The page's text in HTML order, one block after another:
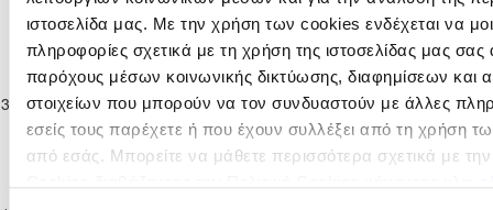
ιστοσελίδα μας. Με την χρήση των cookies ενδέχεται να
πληροφορίες σχετικά με τη χρήση της ιστοσελίδας μας
παρόχους μέσων κοινωνικής δικτύωσης, διαφημίσεων και
στοιχείων που μπορούν να τον συνδυαστούν με άλλες
εσείς τους παρέχετε ή που έχουν συλλέξει από τη χρήση
από εσάς. Μπορείτε να μάθετε περισσότερα σχετικά με
Κ-15
2025/26
ΛΕΥΚΩΣΙΑΣ
12-2025
Ανώτατη
Κατηγορία
Παίδων
Κ-15
2025/26
ΑΟΑΝ ΑΓΙΑΣ
ΝΑΠΑΣ2 2 ΟΛΥΜΠΙΑΚΟΣ
ΛΕΥΚΩΣΙΑΣ
90'
Ανώτατη